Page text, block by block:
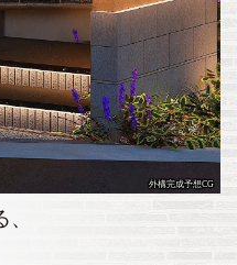
外構完成予想CG